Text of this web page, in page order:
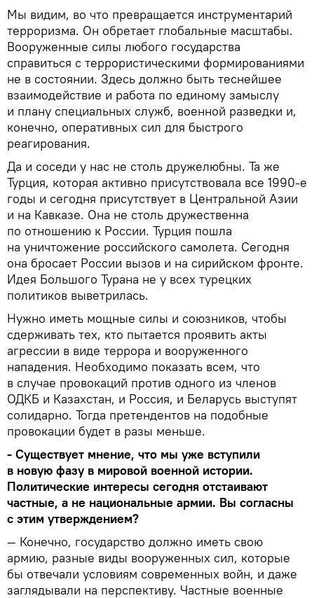
Мы видим, во что превращается инструментарий
терроризма. Он обретает глобальные масштабы.
Вооруженные силы любого государства
справиться с террористическими формированиями
не в состоянии. Здесь должно быть теснейшее
взаимодействие и работа по единому замыслу
и плану специальных служб, военной разведки и,
конечно, оперативных сил для быстрого
реагирования.
Да и соседи у нас не столь дружелюбны. Та же
Турция, которая активно присутствовала все 1990-е
годы и сегодня присутствует в Центральной Азии
и на Кавказе. Она не столь дружественна
по отношению к России. Турция пошла
на уничтожение российского самолета. Сегодня
она бросает России вызов и на сирийском фронте.
Идея Большого Турана не у всех турецких
политиков выветрилась.
Нужно иметь мощные силы и союзников, чтобы
сдерживать тех, кто пытается проявить акты
агрессии в виде террора и вооруженного
нападения. Необходимо показать всем, что
в случае провокаций против одного из членов
ОДКБ и Казахстан, и Россия, и Беларусь выступят
солидарно. Тогда претендентов на подобные
провокации будет в разы меньше.
- Существует мнение, что мы уже вступили
в новую фазу в мировой военной истории.
Политические интересы сегодня отстаивают
частные, а не национальные армии. Вы согласны
с этим утверждением?
— Конечно, государство должно иметь свою
армию, разные виды вооруженных сил, которые
бы отвечали условиям современных войн, и даже
заглядывали на перспективу. Частные военные